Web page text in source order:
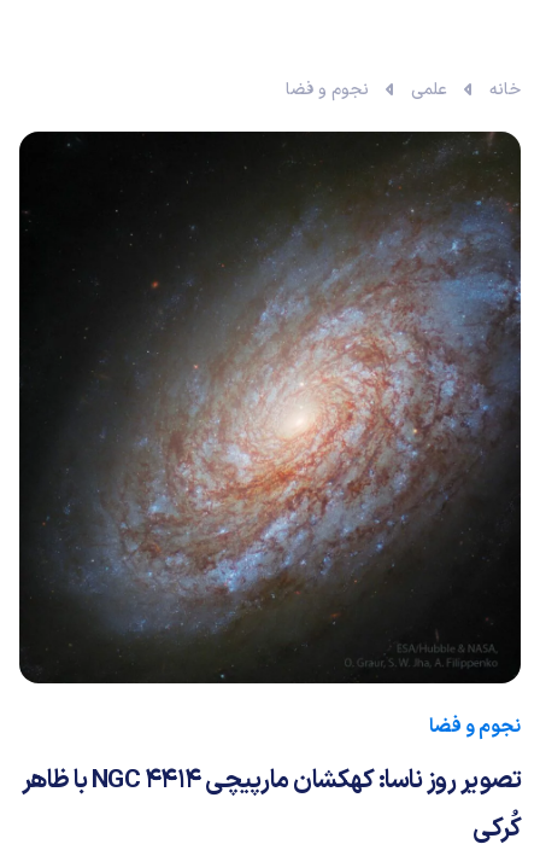
خانه علمی نجوم و فضا
نجوم و فضا
تصویر روز ناسا: کهکشان مارپیچی NGC 4414 با ظاهر
کُرکی